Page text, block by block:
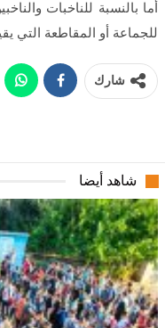
أما بالنسبة للناخبات
للجماعة أو المقاطعة التي
شارك
شاهد أيضا